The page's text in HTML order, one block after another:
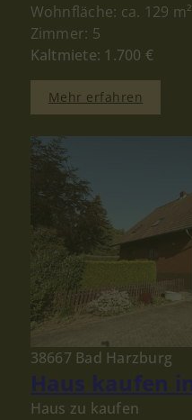
Wohnfläche: ca. 129 m²
Zimmer: 5
Kaltmiete: 1.700 €
Mehr erfahren
38667 Bad Harzburg
Haus zu kaufen